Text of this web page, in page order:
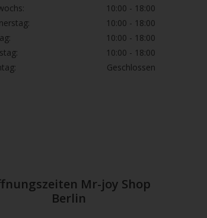
10:00 - 18:00
10:00 - 18:00
10:00 - 18:00
10:00 - 18:00
Geschlossen
Mr-joy Shop
Berlin